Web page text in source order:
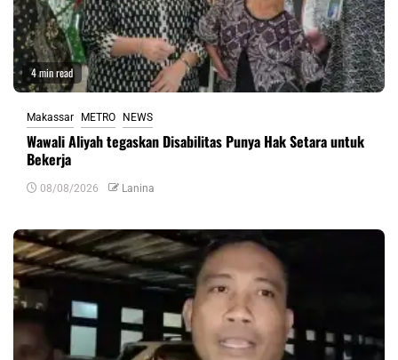
4 min read
Makassar METRO NEWS
Wawali Aliyah tegaskan Disabilitas Punya Hak Setara untuk
Bekerja
08/08/2026 Lanina